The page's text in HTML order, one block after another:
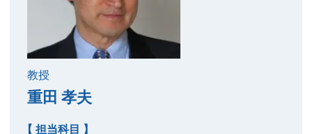
教授
重田 孝夫
【 担当科目 】